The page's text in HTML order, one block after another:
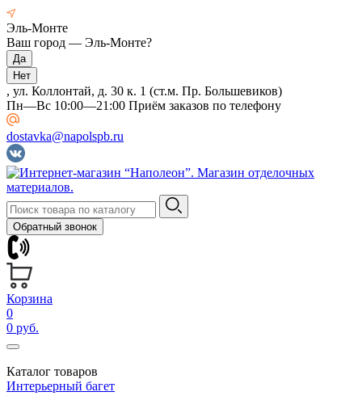
Эль-Монте
Ваш город — Эль-Монте?
, ул. Коллонтай, д. 30 к. 1 (ст.м. Пр. Большевиков)
Пн—Вс 10:00—21:00 Приём заказов по телефону
dostavka@napolspb.ru
Обратный звонок
Корзина
0
0 руб.
Каталог товаров
Интерьерный багет